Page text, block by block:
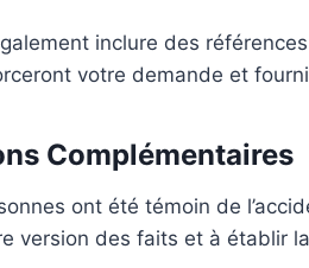
inclure des
votre demande et
Complémentaires
ont été témoin de
version des faits et à établir